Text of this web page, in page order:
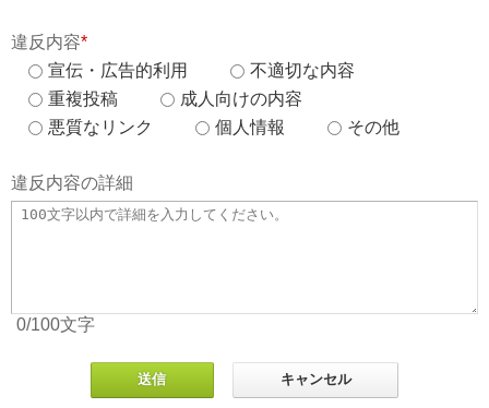
違反内容*
宣伝・広告的利用
不適切な内容
重複投稿
成人向けの内容
悪質なリンク
個人情報 その他
違反内容の詳細
0/100文字